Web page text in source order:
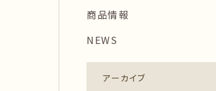
商品情報
NEWS
アーカイブ